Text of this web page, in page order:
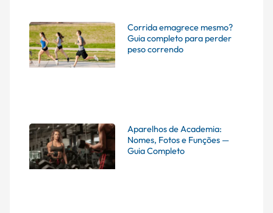
Corrida emagrece mesmo?
Guia completo para perder
peso correndo
Aparelhos de Academia:
Nomes, Fotos e Funções —
Guia Completo